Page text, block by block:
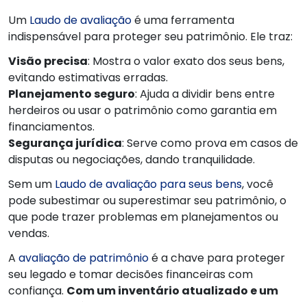
Um Laudo de avaliaçãoé uma ferramenta
indispensável para proteger seu patrimônio. Ele traz:
Visão precisa: Mostra o valor exato dos seus bens,
evitando estimativas erradas.
Planejamento seguro: Ajuda a dividir bens entre
herdeiros ou usar o patrimônio como garantia em
financiamentos.
Segurança jurídica: Serve como prova em casos de
disputas ou negociações, dando tranquilidade.
Sem um Laudo de avaliação para seus bens, você
pode subestimar ou superestimar seu patrimônio, o
que pode trazer problemas em planejamentos ou
vendas.
A avaliação de patrimônioé a chave para proteger
seu legado e tomar decisões financeiras com
confiança. Com um inventário atualizado e um